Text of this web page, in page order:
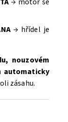
→ hřídel je
nouzovém
automaticky
zásahu.